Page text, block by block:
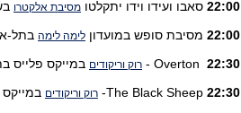
22:00 סאבו ועידו וידו יתקלטו מסיבת אלקטרו
22:00 מסיבת סופש במועדון לימה לימה בתל-
22:30
רוק וריקודים במייקס פלייס
22:30
רוק וריקודים במייקס